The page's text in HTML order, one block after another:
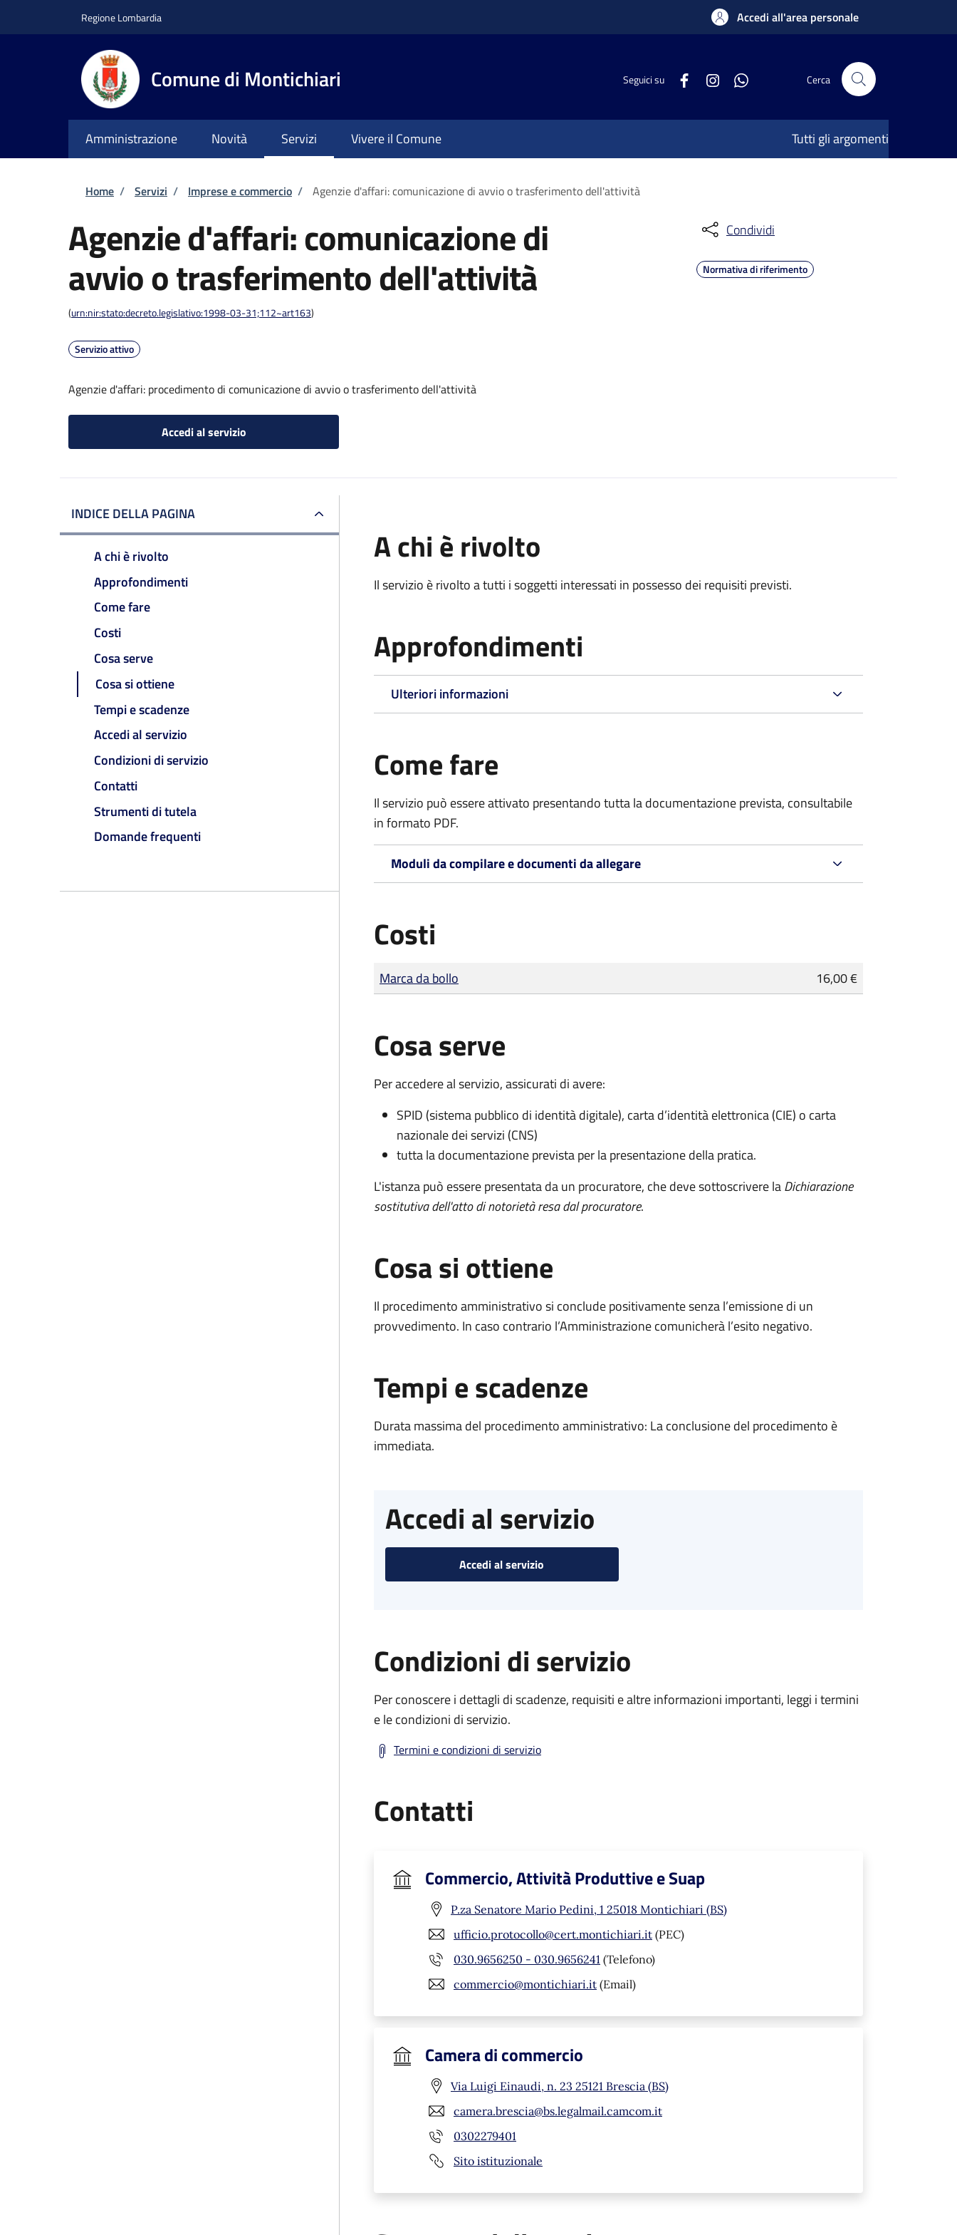
Regione Lombardia Accedi all'area personale
Comune di Montichiari Seguici su Cerca
Amministrazione Novità Servizi Vivere il Comune Tutti gli argomenti
Briciole di pane
Home / Servizi / Imprese e commercio / Agenzie d'affari: comunicazione di avvio o trasferimento dell'attività
Agenzie d'affari: comunicazione di
avvio o trasferimento dell'attività
(urn:nir:stato:decreto.legislativo:1998-03-31;112~art163)
Servizio attivo
Agenzie d'affari: procedimento di comunicazione di avvio o trasferimento dell'attività
Accedi al servizio
Condividi
Normativa di riferimento
INDICE DELLA PAGINA
A chi è rivolto
Approfondimenti
Come fare
Costi
Cosa serve
Cosa si ottiene
Tempi e scadenze
Accedi al servizio
Condizioni di servizio
Contatti
Strumenti di tutela
Domande frequenti
A chi è rivolto
Il servizio è rivolto a tutti i soggetti interessati in possesso dei requisiti previsti.
Approfondimenti
Ulteriori informazioni
Come fare
Il servizio può essere attivato presentando tutta la documentazione prevista, consultabile
in formato PDF.
Moduli da compilare e documenti da allegare
Costi
Tipo di pagamento
Importo
Marca da bollo 16,00 €
Cosa serve
Per accedere al servizio, assicurati di avere:
SPID (sistema pubblico di identità digitale), carta d’identità elettronica (CIE) o carta
nazionale dei servizi (CNS)
tutta la documentazione prevista per la presentazione della pratica.
L'istanza può essere presentata da un procuratore, che deve sottoscrivere laDichiarazione
sostitutiva dell'atto di notorietà resa dal procuratore.
Cosa si ottiene
Il procedimento amministrativo si conclude positivamente senza l’emissione di un
provvedimento. In caso contrario l’Amministrazione comunicherà l’esito negativo.
Tempi e scadenze
Durata massima del procedimento amministrativo: La conclusione del procedimento è
immediata.
Accedi al servizio
Accedi al servizio
Condizioni di servizio
Per conoscere i dettagli di scadenze, requisiti e altre informazioni importanti, leggi i termini
e le condizioni di servizio.
Termini e condizioni di servizio
Contatti
Commercio, Attività Produttive e Suap
P.za Senatore Mario Pedini, 1 25018 Montichiari (BS)
ufficio.protocollo@cert.montichiari.it (PEC)
030.9656250 - 030.9656241 (Telefono)
commercio@montichiari.it (Email)
Camera di commercio
Via Luigi Einaudi, n. 23 25121 Brescia (BS)
camera.brescia@bs.legalmail.camcom.it
0302279401
Sito istituzionale